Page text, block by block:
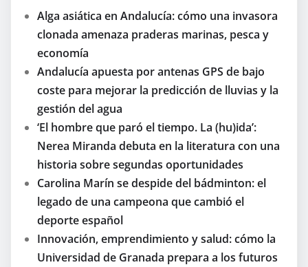
Alga asiática en Andalucía: cómo una invasora
clonada amenaza praderas marinas, pesca y
economía
Andalucía apuesta por antenas GPS de bajo
coste para mejorar la predicción de lluvias y la
gestión del agua
‘El hombre que paró el tiempo. La (hu)ida’:
Nerea Miranda debuta en la literatura con una
historia sobre segundas oportunidades
Carolina Marín se despide del bádminton: el
legado de una campeona que cambió el
deporte español
Innovación, emprendimiento y salud: cómo la
Universidad de Granada prepara a los futuros